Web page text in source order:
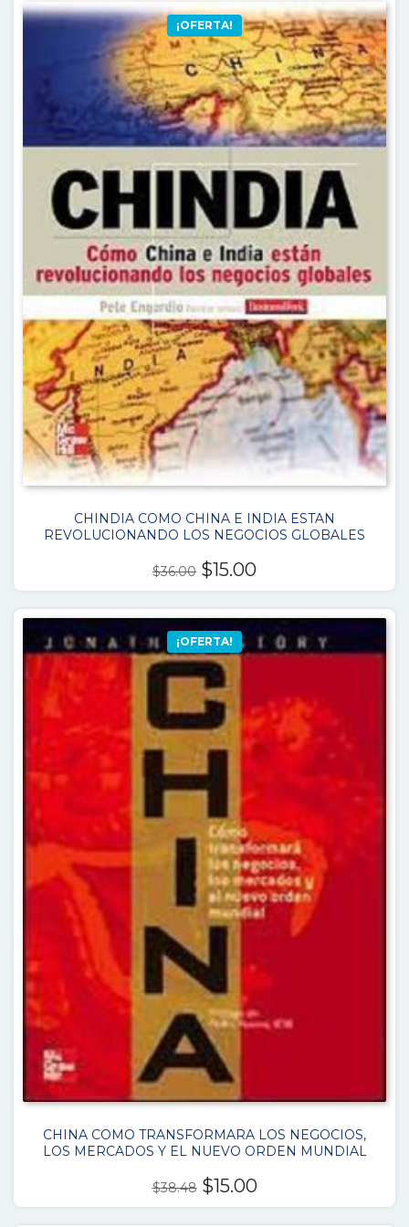
¡OFERTA!
CHINDIA COMO CHINA E INDIA ESTAN
REVOLUCIONANDO LOS NEGOCIOS GLOBALES
$36.00 El
precio
original
era:
$36.00.
$15.00
precio
actual
es:
$15.00.
¡OFERTA!
CHINA COMO TRANSFORMARA LOS NEGOCIOS,
LOS MERCADOS Y EL NUEVO ORDEN MUNDIAL
$38.48 El
precio
$15.00El
precio